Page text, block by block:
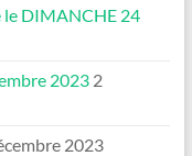
le DIMANCHE 24
2023 2
2023